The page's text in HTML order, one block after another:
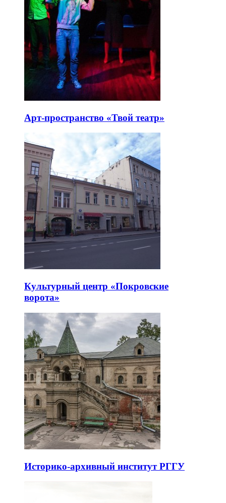
Арт-пространство «Твой театр»
Культурный центр «Покровские
ворота»
Историко-архивный институт РГГУ